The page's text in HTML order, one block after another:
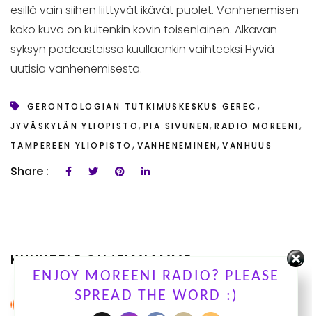
esillä vain siihen liittyvät ikävät puolet. Vanhenemisen
koko kuva on kuitenkin kovin toisenlainen. Alkavan
syksyn podcasteissa kuullaankin vaihteeksi Hyviä
uutisia vanhenemisesta.
GERONTOLOGIAN TUTKIMUSKESKUS GEREC ,
JYVÄSKYLÄN YLIOPISTO, PIA SIVUNEN,RADIO MOREENI,
TAMPEREEN YLIOPISTO , VANHENEMINEN,VANHUUS
Share :
KUUNTELE OHJELMIAMME
ENJOY MOREENI RADIO? PLEASE
SPREAD THE WORD :)